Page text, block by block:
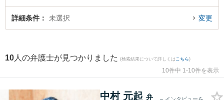
豊富な近くの弁護士を検索したい』『初回相談無料で逮捕による解雇回避を法
律相談できる松山市内の弁護士に相談予約したい』などでお困りの相談者さん
詳細条件 未選択 変更
10 人の弁護士が見つかりました (検索結果について詳しくは こちら)
10件中 1-10件を表示
中村 元起 弁